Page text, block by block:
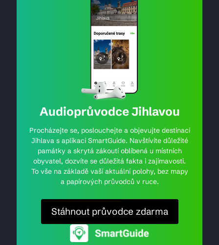
Audioprůvodce Jihlavou
Procházejte se, poslouchejte a objevujte destinaci
Jihlava s aplikací SmartGuide. Navštívíte důležité
památky a skrytá zákoutí oblíbená u místních
obyvatel, dozvíte se důležitá fakta i zajímavosti.
To vše na základě vaší aktuální polohy, bez mapy
a papírových průvodců v ruce.
Stáhnout průvodce zdarma